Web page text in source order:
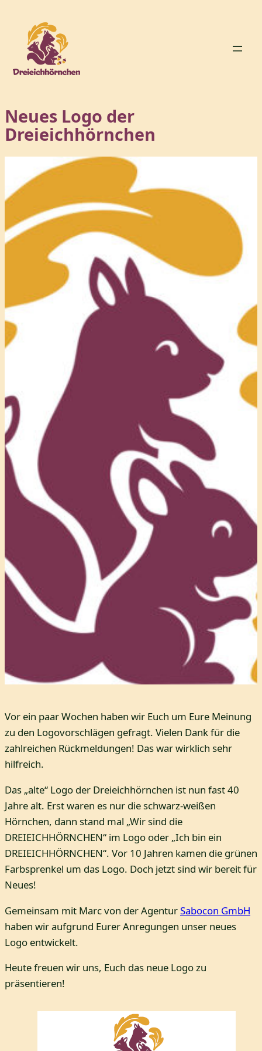
Inhalt
springen
Neues Logo der
Dreieichhörnchen
Vor ein paar Wochen haben wir Euch um Eure Meinung
zu den Logovorschlägen gefragt. Vielen Dank für die
zahlreichen Rückmeldungen! Das war wirklich sehr
hilfreich.
Das „alte“ Logo der Dreieichhörnchen ist nun fast 40
Jahre alt. Erst waren es nur die schwarz-weißen
Hörnchen, dann stand mal „Wir sind die
DREIEICHHÖRNCHEN“ im Logo oder „Ich bin ein
DREIEICHHÖRNCHEN“. Vor 10 Jahren kamen die grünen
Farbsprenkel um das Logo. Doch jetzt sind wir bereit für
Neues!
Gemeinsam mit Marc von der AgenturSabocon GmbH
haben wir aufgrund Eurer Anregungen unser neues
Logo entwickelt.
Heute freuen wir uns, Euch das neue Logo zu
präsentieren!